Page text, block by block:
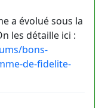
a évolué sous la
les détaille ici :
bons-
de-fidelite-